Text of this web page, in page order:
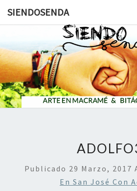
SIENDOSENDA
Publicado 29 Marzo, 2017
En San José Con